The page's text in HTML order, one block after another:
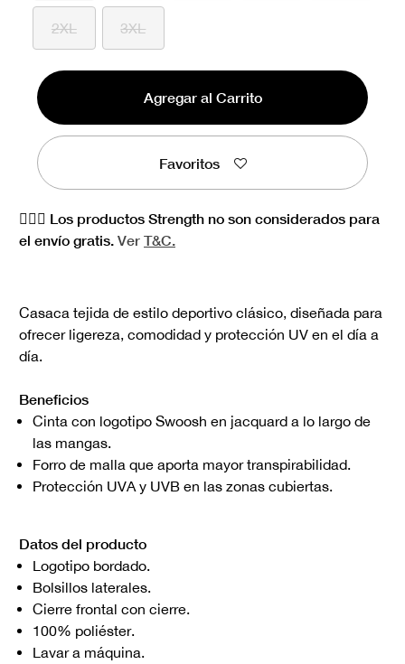
2XL 3XL
Agregar al Carrito
Favoritos
🏋🏻‍♀️ Los productos Strength no son considerados para
el envío gratis. Ver T&C.
Casaca tejida de estilo deportivo clásico, diseñada para
ofrecer ligereza, comodidad y protección UV en el día a
día.
Beneficios
Cinta con logotipo Swoosh en jacquard a lo largo de
las mangas.
Forro de malla que aporta mayor transpirabilidad.
Protección UVA y UVB en las zonas cubiertas.
Datos del producto
Logotipo bordado.
Bolsillos laterales.
Cierre frontal con cierre.
100% poliéster.
Lavar a máquina.